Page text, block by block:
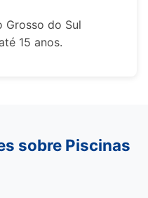
Grosso do Sul
15 anos.
sobre Piscinas